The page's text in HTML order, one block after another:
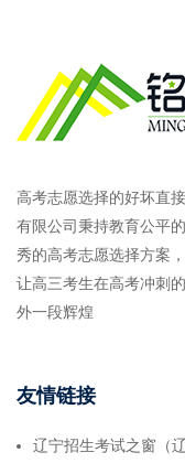
高考志愿选择的好坏直
有限公司秉持教育公平
秀的高考志愿选择方案
让高三考生在高考冲刺
外一段辉煌
友情链接
辽宁招生考试之窗（